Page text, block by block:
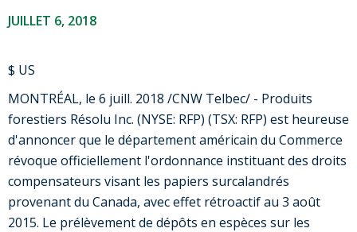
JUILLET 6, 2018
$ US
MONTRÉAL, le 6 juill. 2018 /CNW Telbec/ - Produits
forestiers Résolu Inc. (NYSE: RFP) (TSX: RFP) est heureuse
d'annoncer que le département américain du Commerce
révoque officiellement l'ordonnance instituant des droits
compensateurs visant les papiers surcalandrés
provenant du Canada, avec effet rétroactif au 3 août
2015. Le prélèvement de dépôts en espèces sur les